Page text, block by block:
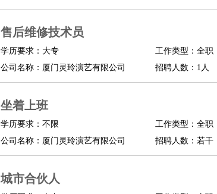
售后维修技术员
学历要求：大专 工作类型：全职
公司名称：厦门灵玲演艺有限公司
招聘人数：1人
坐着上班
学历要求：不限 工作类型：全职
公司名称：厦门灵玲演艺有限公司
招聘人数：若干
城市合伙人